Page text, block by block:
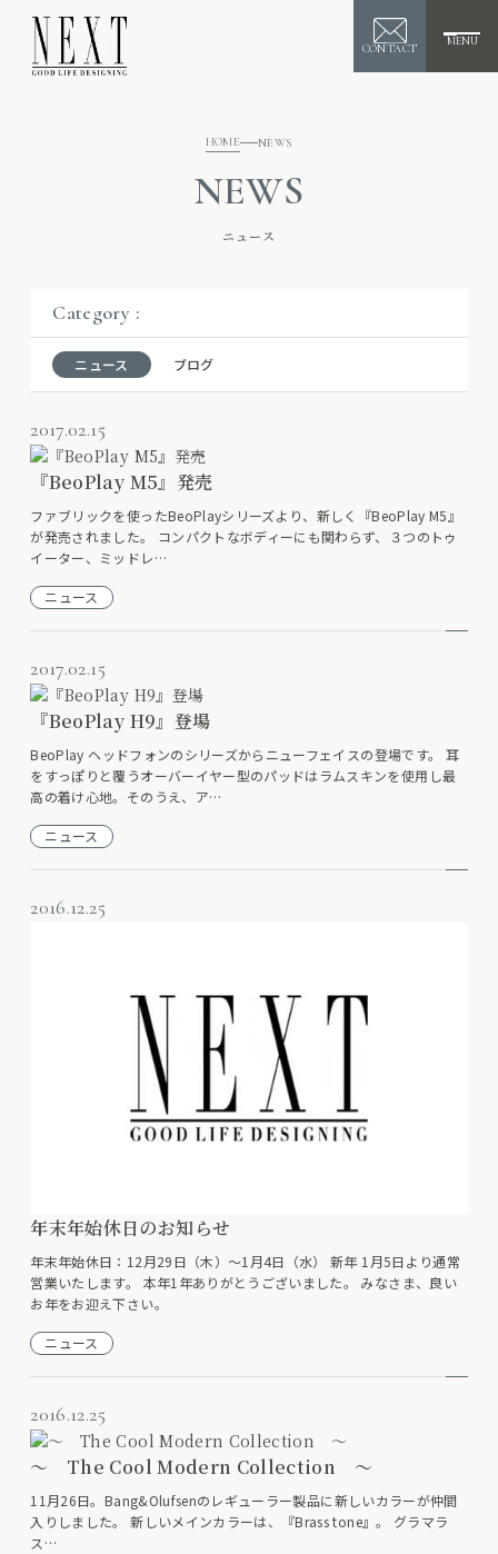
CONTACT
MENU
HOME NEWS
NEWS
ニュース
Category :
ニュース ブログ
2017.02.15
『BeoPlay M5』発売
ファブリックを使ったBeoPlayシリーズより、新しく『BeoPlay M5』
が発売されました。 コンパクトなボディーにも関わらず、３つのトゥ
イーター、ミッドレ…
ニュース
2017.02.15
『BeoPlay H9』登場
BeoPlay ヘッドフォンのシリーズからニューフェイスの登場です。 耳
をすっぽりと覆うオーバーイヤー型のパッドはラムスキンを使用し最
高の着け心地。そのうえ、ア…
ニュース
2016.12.25
年末年始休日のお知らせ
年末年始休日：12月29日（木）～1月4日（水） 新年 1月5日より通常
営業いたします。 本年1年ありがとうございました。 みなさま、良い
お年をお迎え下さい。
ニュース
2016.12.25
～ The Cool Modern Collection ～
11月26日。Bang&Olufsenのレギューラー製品に新しいカラーが仲間
入りしました。 新しいメインカラーは、『Brass tone』。 グラマラ
ス…